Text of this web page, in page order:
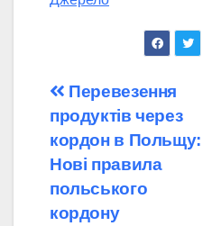
Навігація
записів
Перевезення
продуктів через
кордон в Польщу:
Нові правила
польського
кордону